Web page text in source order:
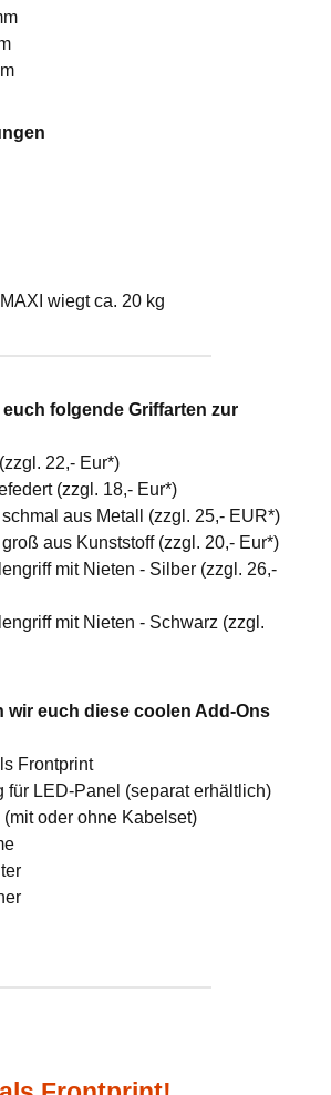
wiegt ca. 20 kg
folgende Griffarten zur
22,- Eur*)
(zzgl. 18,- Eur*)
aus Metall (zzgl. 25,- EUR*)
aus Kunststoff (zzgl. 20,- Eur*)
mit Nieten - Silber (zzgl. 26,-
mit Nieten - Schwarz (zzgl.
wir euch diese coolen Add-Ons
Frontprint
für LED-Panel (separat erhältlich)
oder ohne Kabelset)